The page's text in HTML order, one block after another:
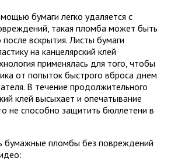
бумаги легко удаляется с
такая пломба может быть
вскрытия. Листы бумаги
на канцелярский клей
применялась для того, чтобы
от попыток быстрого вброса днем
В течение продолжительного
клей высыхает и опечатывание
не способно защитить бюллетени в
бумажные пломбы без повреждений